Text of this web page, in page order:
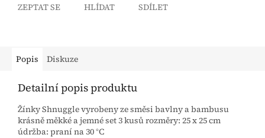
ZEPTAT SE HLÍDAT SDÍLET
Popis Diskuze
Detailní popis produktu
Žínky Shnuggle vyrobeny ze směsi bavlny a bambusu
krásně měkké a jemné set 3 kusů rozměry: 25 x 25 cm
údržba: praní na 30 °C